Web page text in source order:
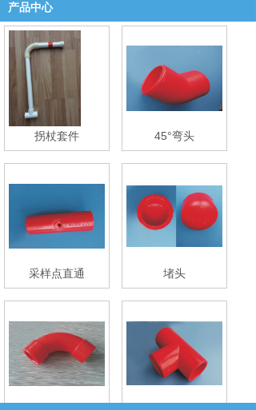
应用案例
联系我们
产品中心
拐杖套件 45°弯头
采样点直通 堵头